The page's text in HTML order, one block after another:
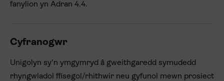
fanylion yn Adran 4.4.
Cyfranogwr
Unigolyn sy'n ymgymryd â gweithgaredd symudedd
rhyngwladol ffisegol/rhithwir neu gyfunol mewn prosiect